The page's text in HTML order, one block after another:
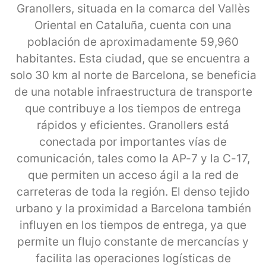
Granollers, situada en la comarca del Vallès
Oriental en Cataluña, cuenta con una
población de aproximadamente 59,960
habitantes. Esta ciudad, que se encuentra a
solo 30 km al norte de Barcelona, se beneficia
de una notable infraestructura de transporte
que contribuye a los tiempos de entrega
rápidos y eficientes. Granollers está
conectada por importantes vías de
comunicación, tales como la AP-7 y la C-17,
que permiten un acceso ágil a la red de
carreteras de toda la región. El denso tejido
urbano y la proximidad a Barcelona también
influyen en los tiempos de entrega, ya que
permite un flujo constante de mercancías y
facilita las operaciones logísticas de